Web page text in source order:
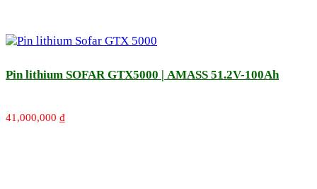
Pin lithium SOFAR GTX5000 | AMASS 51.2V-100Ah
41,000,000 ₫